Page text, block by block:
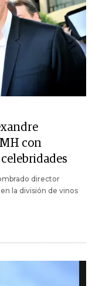
con
director
la división de vinos